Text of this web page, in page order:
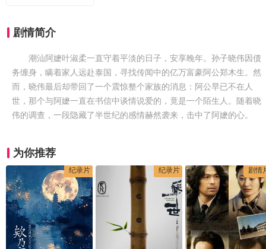
剧情简介
潮汕阿嬷叶淑柔一直守着平淡的日子，安享晚年。孙子晓伟因债
务缠身，瞒着家人远赴泰国，寻找传闻中的亿万富豪阿公郑木生。然
而，晓伟最后却带回了一个震惊整个家族的消息：阿公早已不在人
世，那个与阿嬷一直在书信中谈情说爱的，竟是一个陌生人。随着晓
伟的调查，一段隐藏了半世纪的感情赫然袭来，击中了阿嬷的心。
为你推荐
纪录片 纪录片 剧情